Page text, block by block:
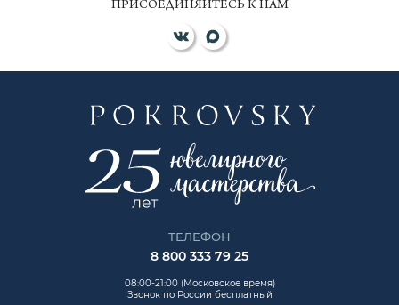
ПРИСОЕДИНЯЙТЕСЬ К НАМ
ТЕЛЕФОН
8 800 333 79 25
08:00-21:00 (Московское время)
Звонок по России бесплатный